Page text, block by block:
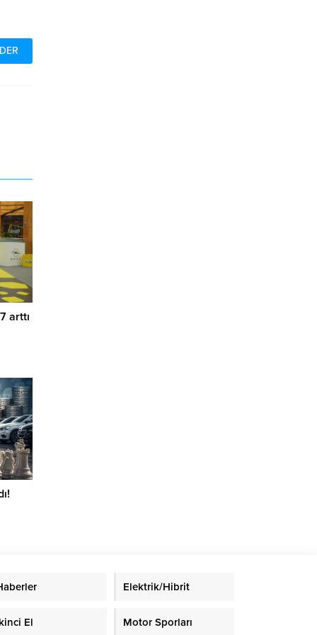
arttı
Elektrik/Hibrit
El Motor Sporları